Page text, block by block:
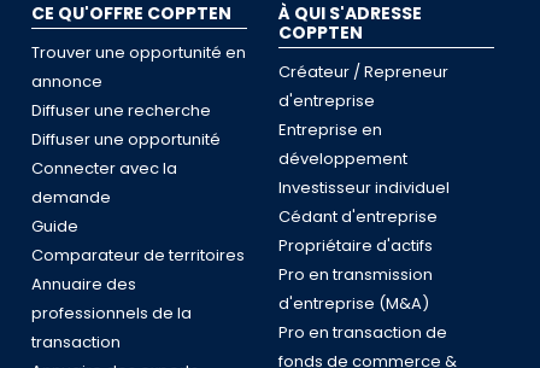
CE QU'OFFRE COPPTEN
Trouver une opportunité en
annonce
Diffuser une recherche
Diffuser une opportunité
Connecter avec la
demande
Guide
Comparateur de territoires
Annuaire des
professionnels de la
transaction
À QUI S'ADRESSE
COPPTEN
Créateur / Repreneur
d'entreprise
Entreprise en
développement
Investisseur individuel
Cédant d'entreprise
Propriétaire d'actifs
Pro en transmission
d'entreprise (M&A)
Pro en transaction de
fonds de commerce &